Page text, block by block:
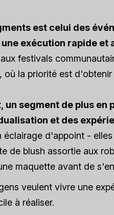
est celui des
exécution rapide et
festivals
où la priorité est
un segment de plus en
et des
éclairage d'appoint -
de blush assortie aux
maquette avant de
veulent vivre une
à réaliser.